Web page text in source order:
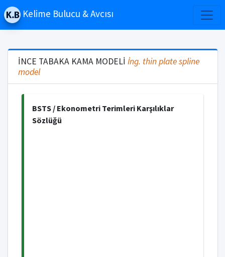
Kelime Bulucu & Avcısı
İNCE TABAKA KAMA MODELİ İng. thin plate spline
model
BSTS / Ekonometri Terimleri Karşılıklar
Sözlüğü